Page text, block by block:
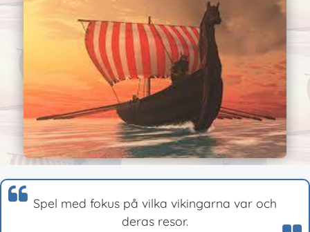
Spel med fokus på vilka vikingarna var och
deras resor.